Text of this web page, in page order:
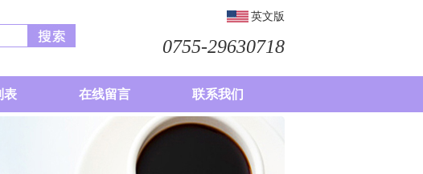
英文版
0755-29630718
表 在线留言 联系我们